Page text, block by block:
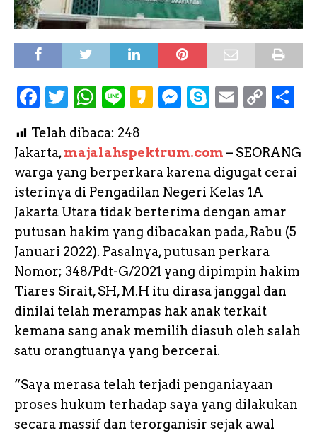
F
c
e
b
o
o
k
T
it
te
r
W
a
ts
A
p
p
L
n
e
K
k
a
o
M
s
e
n
g
e
r
S
p
e
E
a
il
C
p
y
i
n
k
a
r
Telah dibaca: 248
Jakarta,majalahspektrum.com – SEORANG
warga yang berperkara karena digugat cerai
isterinya di Pengadilan Negeri Kelas 1A
Jakarta Utara tidak berterima dengan amar
putusan hakim yang dibacakan pada, Rabu (5
Januari 2022). Pasalnya, putusan perkara
Nomor; 348/Pdt-G/2021 yang dipimpin hakim
Tiares Sirait, SH, M.H itu dirasa janggal dan
dinilai telah merampas hak anak terkait
kemana sang anak memilih diasuh oleh salah
satu orangtuanya yang bercerai.
“Saya merasa telah terjadi penganiayaan
proses hukum terhadap saya yang dilakukan
secara massif dan terorganisir sejak awal